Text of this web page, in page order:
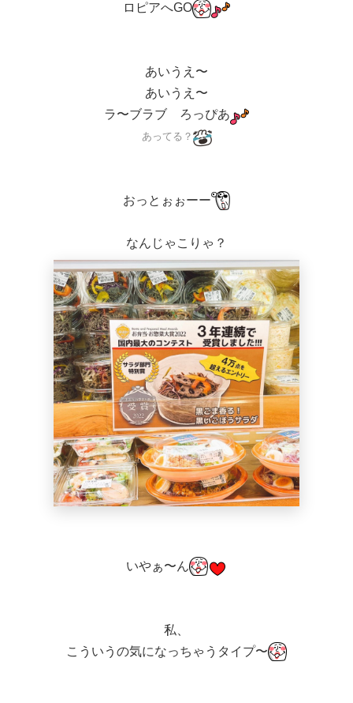
ロピアへGO
あいうえ〜
あいうえ〜
ラ〜ブラブ ろっぴあ
あってる？
おっとぉぉーー
なんじゃこりゃ？
いやぁ〜ん
私、
こういうの気になっちゃうタイプ〜